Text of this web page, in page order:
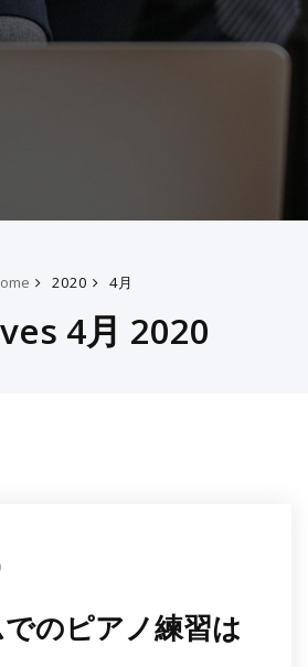
2020 4月
4月 2020
のピアノ練習は